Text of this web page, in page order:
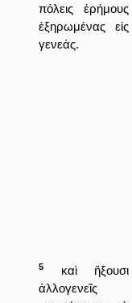
πόλεις ἐρήμους
ἐξηρωμένας εἰς
γενεάς.
5
καὶ ἥξουσι
ἀλλογενεῖς